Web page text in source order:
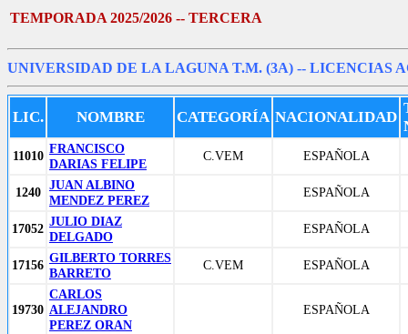
TEMPORADA 2025/2026 -- TERCERA
UNIVERSIDAD DE LA LAGUNA T.M. (3A) -- LICENCIAS
LIC. NOMBRE CATEGORÍA NACIONALIDAD
11010 FRANCISCO
DARIAS FELIPE
C.VEM ESPAÑOLA
1240 JUAN ALBINO
MENDEZ PEREZ
ESPAÑOLA
17052 JULIO DIAZ
DELGADO
ESPAÑOLA
17156 GILBERTO TORRES
BARRETO
C.VEM ESPAÑOLA
19730
CARLOS
ALEJANDRO
PEREZ ORAN
ESPAÑOLA